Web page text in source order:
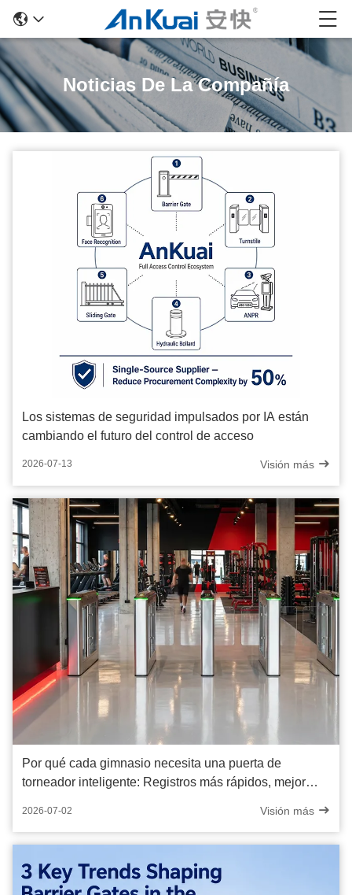
Noticias De La Compañía
Los sistemas de seguridad impulsados por IA están
cambiando el futuro del control de acceso
2026-07-13 Visión más
Por qué cada gimnasio necesita una puerta de
torneador inteligente: Registros más rápidos, mejor
2026-07-02 Visión más